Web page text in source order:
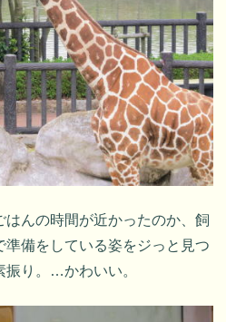
んの時間が近かったのか、飼
備をしている姿をジっと見つ
振り。…かわいい。